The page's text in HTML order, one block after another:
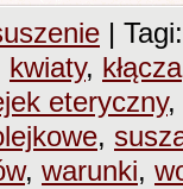
| Tagi:
kwiaty, kłącza
eteryczny,
,
, warunki,